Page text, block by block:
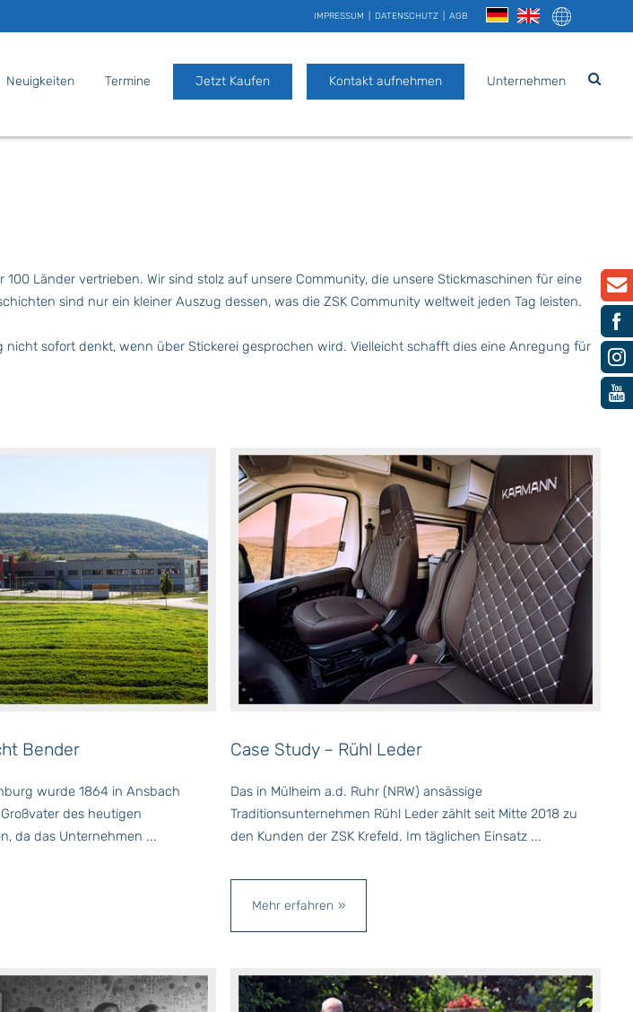
IMPRESSUM DATENSCHUTZ AGB
Neuigkeiten Termine Jetzt Kaufen Kontakt aufnehmen Unternehmen
Länder vertrieben. Wir sind stolz auf unsere Community, die unsere Stickmaschinen für eine
sind nur ein kleiner Auszug dessen, was die ZSK Community weltweit jeden Tag leisten.
sofort denkt, wenn über Stickerei gesprochen wird. Vielleicht schafft dies eine Anregung für
Bender
wurde 1864 in Ansbach
des heutigen
da das Unternehmen ...
Case Study – Rühl Leder
Das in Mülheim a.d. Ruhr (NRW) ansässige
Traditionsunternehmen Rühl Leder zählt seit Mitte 2018 zu
den Kunden der ZSK Krefeld. Im täglichen Einsatz ...
Mehr erfahren